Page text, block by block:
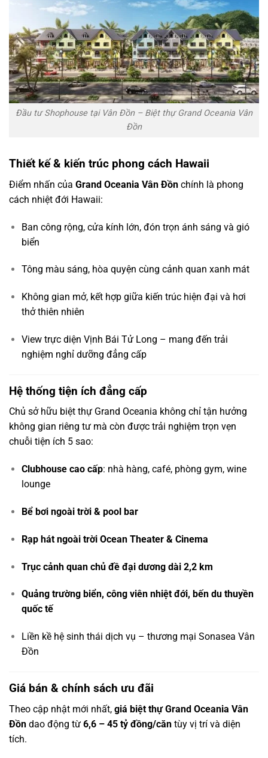
Đầu tư Shophouse tại Vân Đồn – Biệt thự Grand Oceania Vân
Đồn
Thiết kế & kiến trúc phong cách Hawaii
Điểm nhấn của Grand Oceania Vân Đồn chính là phong
cách nhiệt đới Hawaii:
Ban công rộng, cửa kính lớn, đón trọn ánh sáng và gió
biển
Tông màu sáng, hòa quyện cùng cảnh quan xanh mát
Không gian mở, kết hợp giữa kiến trúc hiện đại và hơi
thở thiên nhiên
View trực diện Vịnh Bái Tử Long – mang đến trải
nghiệm nghỉ dưỡng đẳng cấp
Hệ thống tiện ích đẳng cấp
Chủ sở hữu biệt thự Grand Oceania không chỉ tận hưởng
không gian riêng tư mà còn được trải nghiệm trọn vẹn
chuỗi tiện ích 5 sao:
Clubhouse cao cấp: nhà hàng, café, phòng gym, wine
lounge
Bể bơi ngoài trời & pool bar
Rạp hát ngoài trời Ocean Theater & Cinema
Trục cảnh quan chủ đề đại dương dài 2,2 km
Quảng trường biển, công viên nhiệt đới, bến du thuyền
quốc tế
Liền kề hệ sinh thái dịch vụ – thương mại Sonasea Vân
Đồn
Giá bán & chính sách ưu đãi
Theo cập nhật mới nhất, giá biệt thự Grand Oceania Vân
Đồn dao động từ 6,6 – 45 tỷ đồng/căn tùy vị trí và diện
tích.